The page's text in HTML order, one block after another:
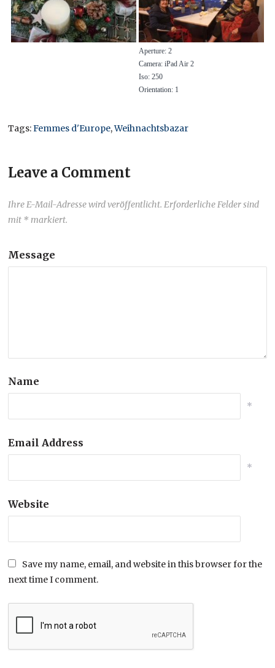
Aperture: 2
Camera: iPad Air 2
Iso: 250
Orientation: 1
Tags:Femmes d'Europe,Weihnachtsbazar
Leave a Comment
Ihre E-Mail-Adresse wird veröffentlicht. Erforderliche Felder sind
mit * markiert.
Message
Name
*
Email Address
*
Website
Save my name, email, and website in this browser for the
next time I comment.